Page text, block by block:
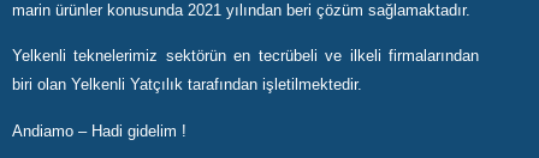
marin ürünler konusunda 2021 yılından beri çözüm sağlamaktadır.
Yelkenli teknelerimiz sektörün en tecrübeli ve ilkeli firmalarından
biri olan Yelkenli Yatçılık tarafından işletilmektedir.
Andiamo – Hadi gidelim !